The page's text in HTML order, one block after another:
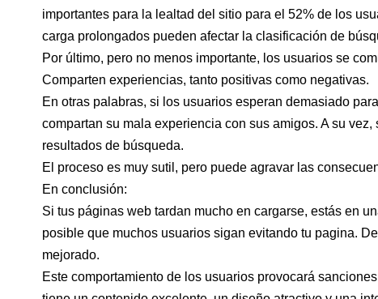
importantes para la lealtad del sitio para el 52% de los
carga prolongados pueden afectar la clasificación de
Por último, pero no menos importante, los usuarios se
Comparten experiencias, tanto positivas como negativas.
En otras palabras, si los usuarios esperan demasiado
compartan su mala experiencia con sus amigos. A su
resultados de búsqueda.
El proceso es muy sutil, pero puede agravar las
En conclusión:
Si tus páginas web tardan mucho en cargarse, estás en
posible que muchos usuarios sigan evitando tu pagina.
mejorado.
Este comportamiento de los usuarios provocará